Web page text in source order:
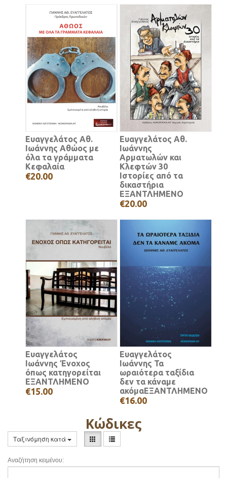
Ευαγγελάτος Αθ.
Ιωάννης Αθώος με
όλα τα γράμματα
Κεφαλαία
€20.00
Ευαγγελάτος Αθ.
Ιωάννης
Αρματωλών και
Κλεφτών 30
Ιστορίες από τα
δικαστήρια
ΕΞΑΝΤΛΗΜΕΝΟ
€20.00
Ευαγγελάτος
Ιωάννης Ένοχος
όπως κατηγορείται
ΕΞΑΝΤΛΗΜΕΝΟ
€15.00
Ευαγγελάτος
Ιωάννης Τα
ωραιότερα ταξίδια
δεν τα κάναμε
ακόμαΕΞΑΝΤΛΗΜΕΝΟ
€16.00
Κώδικες
Ταξινόμηση κατά
Αναζήτηση κειμένου: